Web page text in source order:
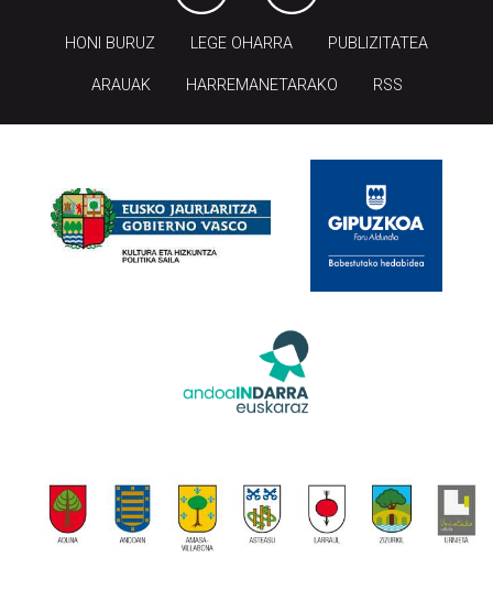
HONI BURUZ LEGE OHARRA PUBLIZITATEA
ARAUAK HARREMANETARAKO RSS